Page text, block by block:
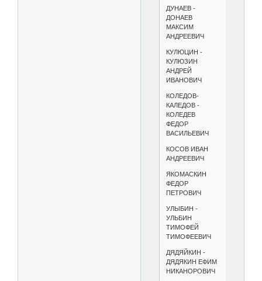
ДУНАЕВ -
ДОНАЕВ
МАКСИМ
АНДРЕЕВИЧ
КУЛЮЦИН -
КУЛЮЗИН
АНДРЕЙ
ИВАНОВИЧ
КОЛЕДОВ-
КАЛЕДОВ -
КОЛЕДЕВ
ФЕДОР
ВАСИЛЬЕВИЧ
КОСОВ ИВАН
АНДРЕЕВИЧ
ЯКОМАСКИН
ФЕДОР
ПЕТРОВИЧ
УЛЫБИН -
УЛЬБИН
ТИМОФЕЙ
ТИМОФЕЕВИЧ
ДЯДЯЙКИН -
ДЯДЯКИН ЕФИМ
НИКАНОРОВИЧ